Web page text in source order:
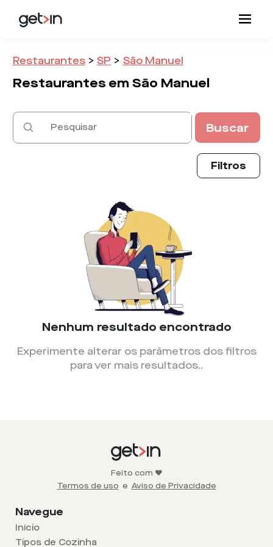
Restaurantes > SP > São Manuel
Restaurantes emSão Manuel
Buscar
Filtros
Nenhum resultado encontrado
Experimente alterar os parâmetros dos filtros
para ver mais resultados..
Feito com ❤️
Termos de uso e Aviso de Privacidade
Navegue
Início
Tipos de Cozinha